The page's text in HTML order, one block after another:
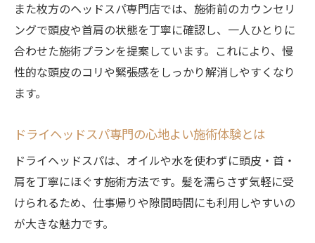
リラクゼーション重視の選び方と注意点
疲労回復重視のヘッドスパ選び方ガイド
自分に合うヘッドスパサロンの見極めポイ
ント
リラクゼーション効果を高めるコツとコツ
ヘッドスパで後悔しないためのチェック事
項
また枚方のヘッドスパ専門店では、施術前のカウンセリ
ングで頭皮や首肩の状態を丁寧に確認し、一人ひとりに
合わせた施術プランを提案しています。これにより、慢
性的な頭皮のコリや緊張感をしっかり解消しやすくなり
ます。
ドライヘッドスパ専門の心地よい施術体験とは
ドライヘッドスパは、オイルや水を使わずに頭皮・首・
肩を丁寧にほぐす施術方法です。髪を濡らさず気軽に受
けられるため、仕事帰りや隙間時間にも利用しやすいの
が大きな魅力です。